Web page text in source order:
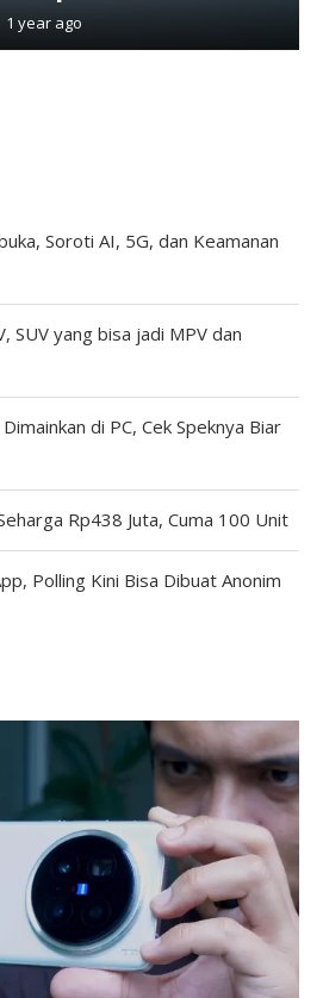
1 year ago
Soroti AI, 5G, dan Keamanan
SUV yang bisa jadi MPV dan
di PC, Cek Speknya Biar
Rp438 Juta, Cuma 100 Unit
Polling Kini Bisa Dibuat Anonim